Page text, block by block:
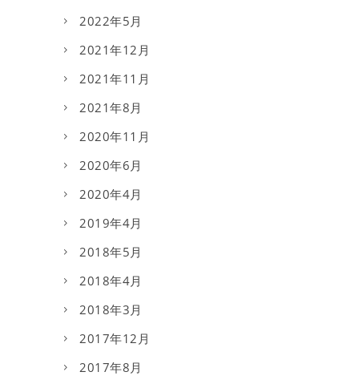
2022年5月
2021年12月
2021年11月
2021年8月
2020年11月
2020年6月
2020年4月
2019年4月
2018年5月
2018年4月
2018年3月
2017年12月
2017年8月